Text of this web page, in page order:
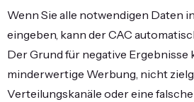
Wenn Sie alle notwendigen Daten
eingeben, kann der CAC
Der Grund für negative Ergebnisse
minderwertige Werbung, nicht
Verteilungskanäle oder eine